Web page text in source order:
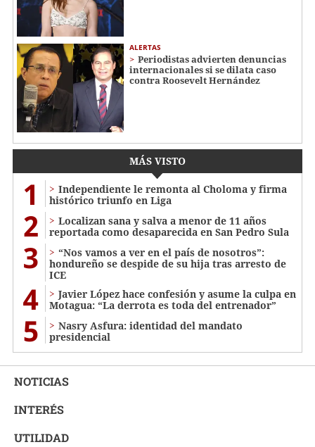
ALERTAS
Periodistas advierten denuncias
internacionales si se dilata caso
contra Roosevelt Hernández
MÁS VISTO
1
Independiente le remonta al Choloma y firma
histórico triunfo en Liga
2
Localizan sana y salva a menor de 11 años
reportada como desaparecida en San Pedro Sula
3
“Nos vamos a ver en el país de nosotros”:
hondureño se despide de su hija tras arresto de
ICE
4
Javier López hace confesión y asume la culpa en
Motagua: “La derrota es toda del entrenador”
5
Nasry Asfura: identidad del mandato
presidencial
NOTICIAS
INTERÉS
UTILIDAD